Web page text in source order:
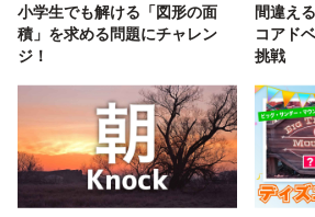
小学生でも解ける「図形の面
積」を求める問題にチャレン
ジ！
間違え
コアド
挑戦